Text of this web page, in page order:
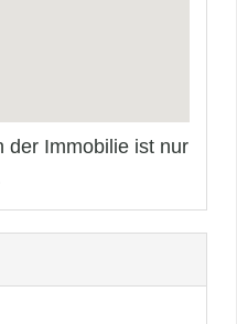
der Immobilie ist nur